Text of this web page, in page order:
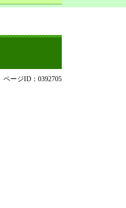
ページID：0392705